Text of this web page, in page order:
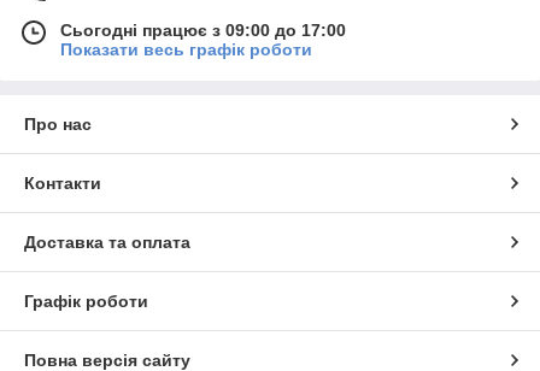
Сьогодні працює з 09:00 до 17:00
Показати весь графік роботи
Про нас
Контакти
Доставка та оплата
Графік роботи
Повна версія сайту